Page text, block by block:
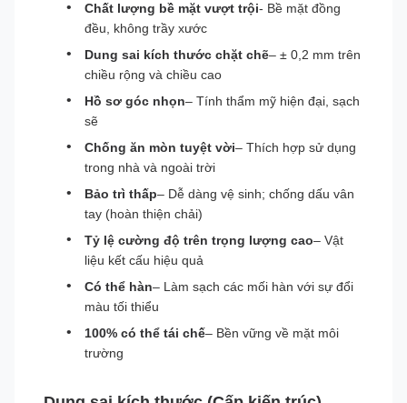
Chất lượng bề mặt vượt trội- Bề mặt đồng
đều, không trầy xước
Dung sai kích thước chặt chẽ– ± 0,2 mm trên
chiều rộng và chiều cao
Hồ sơ góc nhọn– Tính thẩm mỹ hiện đại, sạch
sẽ
Chống ăn mòn tuyệt vời– Thích hợp sử dụng
trong nhà và ngoài trời
Bảo trì thấp– Dễ dàng vệ sinh; chống dấu vân
tay (hoàn thiện chải)
Tỷ lệ cường độ trên trọng lượng cao– Vật
liệu kết cấu hiệu quả
Có thể hàn– Làm sạch các mối hàn với sự đổi
màu tối thiểu
100% có thể tái chế– Bền vững về mặt môi
trường